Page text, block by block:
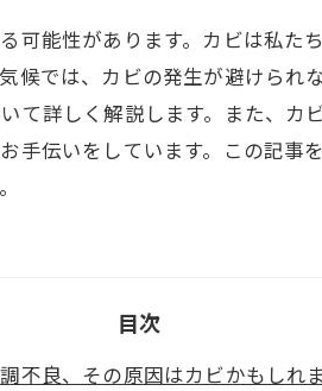
可能性があります。​カビは私
候では、カビの発生が避けられ
て詳しく解説します。​また、
手伝いをしています。​この記事
目次
不良、その原因はカビかもしれ